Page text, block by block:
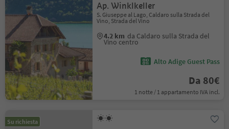
Ap. Winklkeller
S. Giuseppe al Lago, Caldaro sulla Strada del
Vino, Strada del Vino
4.2 km da Caldaro sulla Strada del
Vino centro
Alto Adige Guest Pass
Da 80€
1 notte / 1 appartamento IVA incl.
Su richiesta